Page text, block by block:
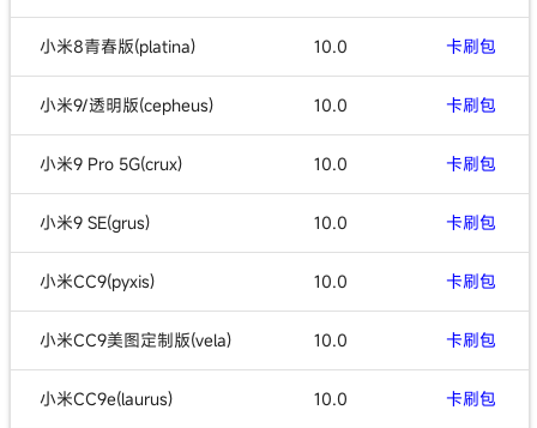
小米8青春版(platina) 10.0 卡刷包
小米9/透明版(cepheus) 10.0 卡刷包
小米9 Pro 5G(crux) 10.0 卡刷包
小米9 SE(grus) 10.0 卡刷包
小米CC9(pyxis) 10.0 卡刷包
小米CC9美图定制版(vela) 10.0 卡刷包
小米CC9e(laurus) 10.0 卡刷包